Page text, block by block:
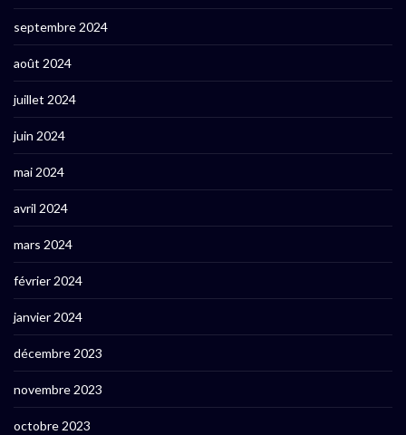
septembre 2024
août 2024
juillet 2024
juin 2024
mai 2024
avril 2024
mars 2024
février 2024
janvier 2024
décembre 2023
novembre 2023
octobre 2023